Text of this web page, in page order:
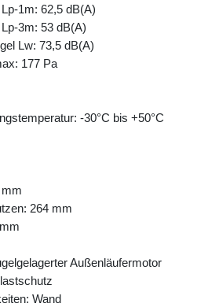
1m: 62,5 dB(A)
3m: 53 dB(A)
Lw: 73,5 dB(A)
177 Pa
-30°C bis +50°C
264 mm
Außenläufermotor
Wand